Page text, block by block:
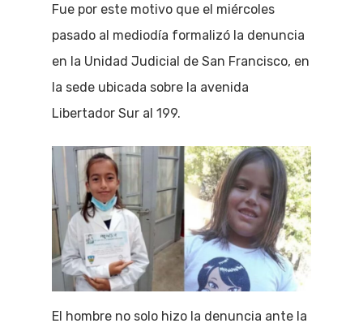
Fue por este motivo que el miércoles
pasado al mediodía formalizó la denuncia
en la Unidad Judicial de San Francisco, en
la sede ubicada sobre la avenida
Libertador Sur al 199.
El hombre no solo hizo la denuncia ante la